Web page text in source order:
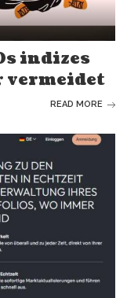
indizes
vermeidet
READ MORE